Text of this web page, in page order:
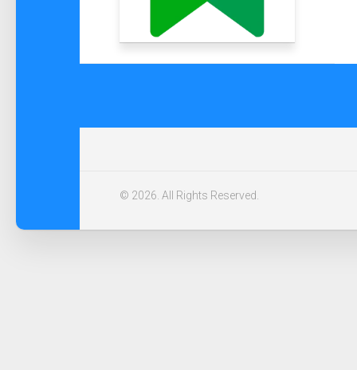
© 2026. All Rights Reserved.